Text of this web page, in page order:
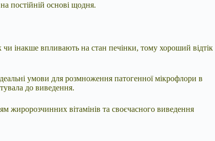
постійній основі щодня.
чи інакше впливають на стан печінки, тому хороший відтік
умови для розмноження патогенної мікрофлори в
до виведення.
жиророзчинних вітамінів та своєчасного виведення